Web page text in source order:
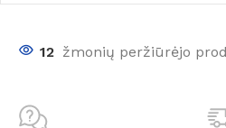
12 žmonių peržiūrėjo